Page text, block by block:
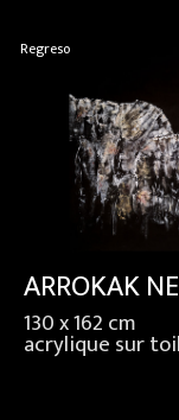
Regreso
ARROKAK
130 x 162 cm
acrylique sur